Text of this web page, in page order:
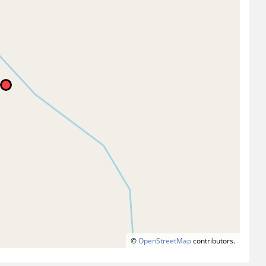
©OpenStreetMapcontributors.